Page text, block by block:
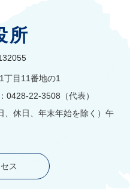
所
目11番地の1
22-3508（代表）
、休日、年末年始を除く）午
ス